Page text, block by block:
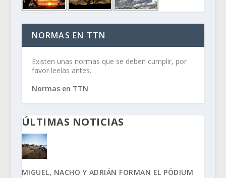
NORMAS EN TTN
Existen unas normas que se deben cumplir, por
favor leelas antes.
Normas en TTN
ÚLTIMAS NOTICIAS
MIGUEL, NACHO Y ADRIÁN FORMAN EL PÓDIUM